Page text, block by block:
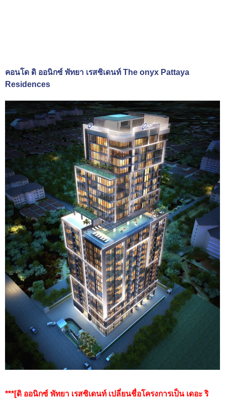
คอนโด ดิ ออนิกซ์ พัทยา เรสซิเดนท์ The onyx Pattaya
Residences
***[ดิ ออนิกซ์ พัทยา เรสซิเดนท์ เปลี่ยนชื่อโครงการเป็น เดอะ ริ